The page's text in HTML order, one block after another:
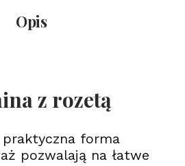
Opis
z rozetą
forma
pozwalają na łatwe